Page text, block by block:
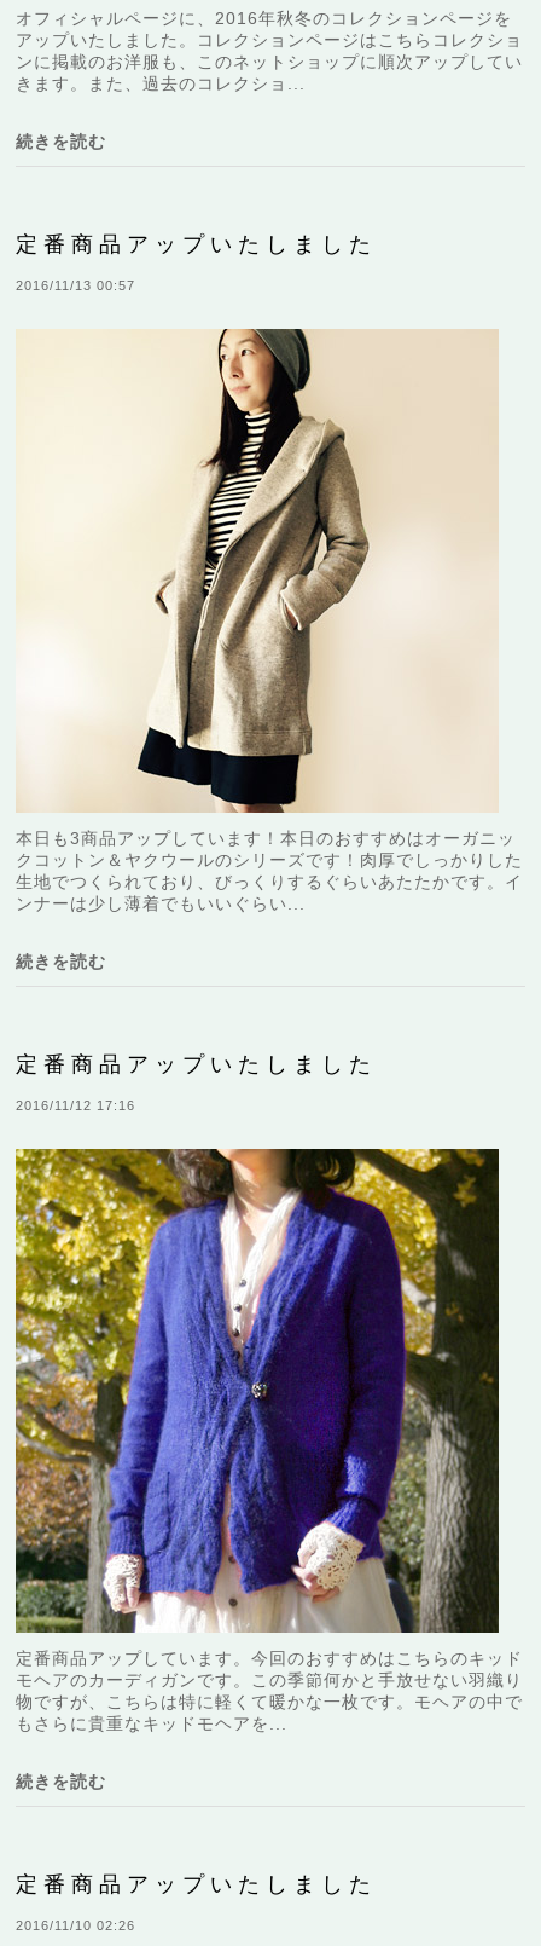
オフィシャルページに、2016年秋冬のコレクションページを
アップいたしました。コレクションページはこちらコレクショ
ンに掲載のお洋服も、このネットショップに順次アップしてい
きます。また、過去のコレクショ...
続きを読む
定番商品アップいたしました
2016/11/13 00:57
本日も3商品アップしています！本日のおすすめはオーガニッ
クコットン＆ヤクウールのシリーズです！肉厚でしっかりした
生地でつくられており、びっくりするぐらいあたたかです。イ
ンナーは少し薄着でもいいぐらい...
続きを読む
定番商品アップいたしました
2016/11/12 17:16
定番商品アップしています。今回のおすすめはこちらのキッド
モヘアのカーディガンです。この季節何かと手放せない羽織り
物ですが、こちらは特に軽くて暖かな一枚です。モヘアの中で
もさらに貴重なキッドモヘアを...
続きを読む
定番商品アップいたしました
2016/11/10 02:26